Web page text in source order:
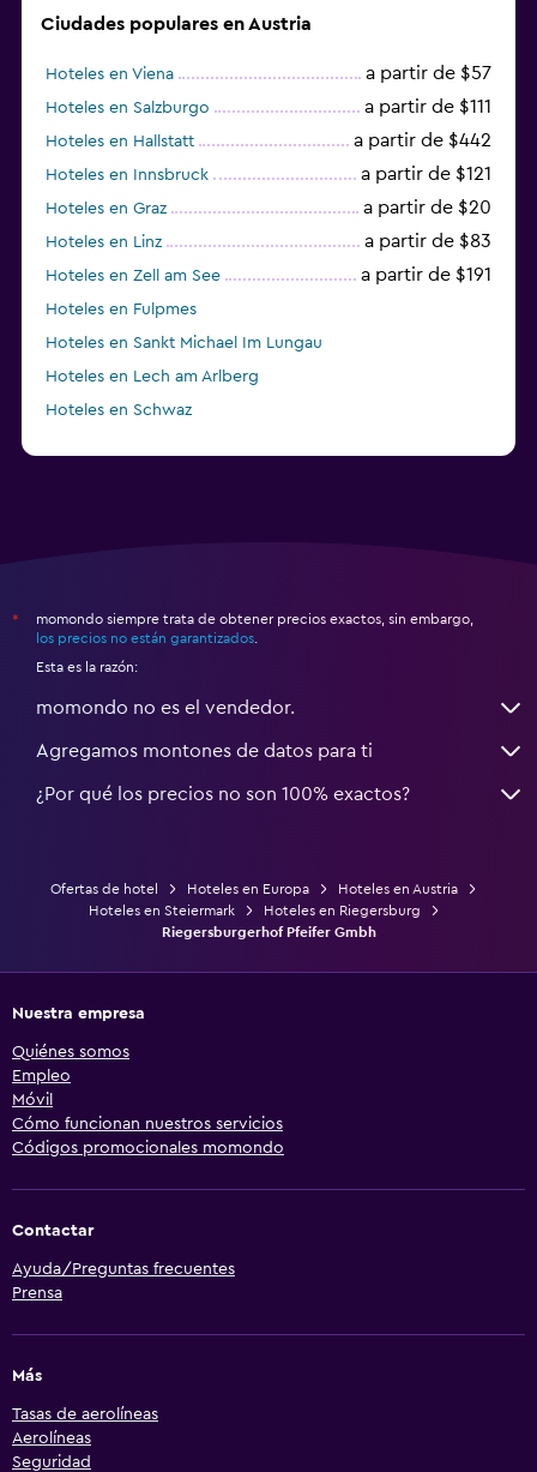
Ciudades populares en Austria
Hoteles en Viena a partir de $57
Hoteles en Salzburgo a partir de $111
Hoteles en Hallstatt a partir de $442
Hoteles en Innsbruck a partir de $121
Hoteles en Graz a partir de $20
Hoteles en Linz a partir de $83
Hoteles en Zell am See a partir de $191
Hoteles en Fulpmes
Hoteles en Sankt Michael Im Lungau
Hoteles en Lech am Arlberg
Hoteles en Schwaz
*
momondo siempre trata de obtener precios exactos, sin embargo,
los precios no están garantizados
Esta es la razón:
momondo no es el vendedor.
Agregamos montones de datos para ti
¿Por qué los precios no son 100% exactos?
Ofertas de hotel Hoteles en Europa
Hoteles en Austria
Hoteles en Steiermark
Hoteles en Riegersburg
Riegersburgerhof Pfeifer Gmbh
Nuestra empresa
Quiénes somos
Empleo
Móvil
Cómo funcionan nuestros servicios
Códigos promocionales momondo
Contactar
Ayuda/Preguntas frecuentes
Prensa
Más
Tasas de aerolíneas
Aerolíneas
Seguridad